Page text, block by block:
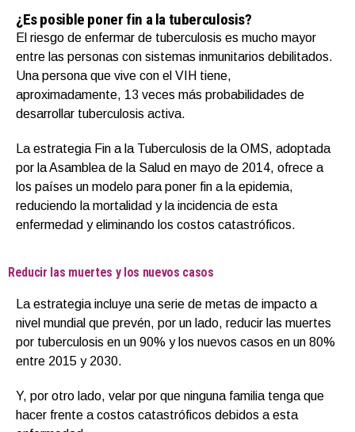
¿Es posible poner fin a la tuberculosis?
El riesgo de enfermar de tuberculosis es mucho mayor
entre las personas con sistemas inmunitarios debilitados.
Una persona que vive con el VIH tiene,
aproximadamente, 13 veces más probabilidades de
desarrollar tuberculosis activa.
La estrategia Fin a la Tuberculosis de la OMS, adoptada
por la Asamblea de la Salud en mayo de 2014, ofrece a
los países un modelo para poner fin a la epidemia,
reduciendo la mortalidad y la incidencia de esta
enfermedad y eliminando los costos catastróficos.
Reducir las muertes y los nuevos casos
La estrategia incluye una serie de metas de impacto a
nivel mundial que prevén, por un lado, reducir las muertes
por tuberculosis en un 90% y los nuevos casos en un 80%
entre 2015 y 2030.
Y, por otro lado, velar por que ninguna familia tenga que
hacer frente a costos catastróficos debidos a esta